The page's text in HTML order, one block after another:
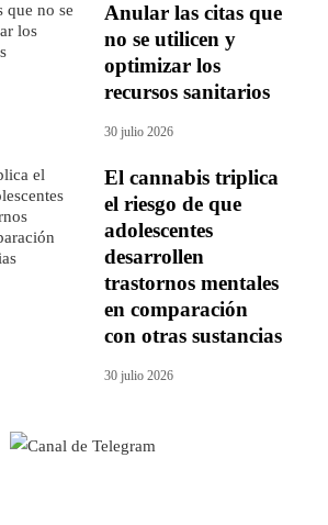
Anular las citas que
no se utilicen y
optimizar los
recursos sanitarios
30 julio 2026
El cannabis triplica
el riesgo de que
adolescentes
desarrollen
trastornos mentales
en comparación
con otras sustancias
30 julio 2026